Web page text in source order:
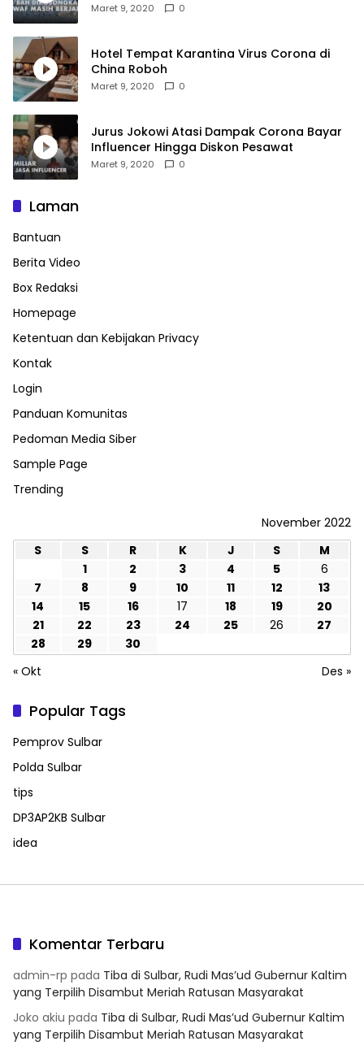
Maret 9, 2020 0
Hotel Tempat Karantina Virus Corona di
China Roboh
Maret 9, 2020 0
Jurus Jokowi Atasi Dampak Corona Bayar
Influencer Hingga Diskon Pesawat
Maret 9, 2020 0
Laman
Bantuan
Berita Video
Box Redaksi
Homepage
Ketentuan dan Kebijakan Privacy
Kontak
Login
Panduan Komunitas
Pedoman Media Siber
Sample Page
Trending
November 2022
S
S R K J S
M
1
2 3 4 5
6
7
8 9 10 11 12
13
14
15 16 17 18 19
20
21
22 23 24 25 26
27
28
29
30
« Okt
Des »
Popular Tags
Pemprov Sulbar
Polda Sulbar
tips
DP3AP2KB Sulbar
idea
Komentar Terbaru
admin-rp pada Tiba di Sulbar, Rudi Mas’ud Gubernur Kaltim
yang Terpilih Disambut Meriah Ratusan Masyarakat
Joko akiu pada Tiba di Sulbar, Rudi Mas’ud Gubernur Kaltim
yang Terpilih Disambut Meriah Ratusan Masyarakat